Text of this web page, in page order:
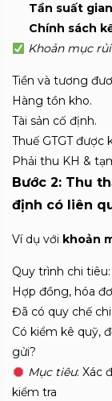
Tần suất
Chính sách
Khoản mục
Tiền và tương
Hàng tồn kho.
Tài sản cố định.
Thuế GTGT được
Phải thu KH &
Bước 2: Thu
định có liên
Ví dụ với khoản
Quy trình chi
Hợp đồng, hóa
Đã có quy chế
Có kiểm kê quỹ,
gửi?
Mục tiêu: Xác
kiểm tra